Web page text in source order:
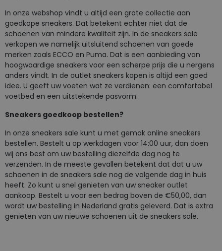
In onze webshop vindt u altijd een grote collectie aan
goedkope sneakers. Dat betekent echter niet dat de
schoenen van mindere kwaliteit zijn. In de sneakers sale
verkopen we namelijk uitsluitend schoenen van goede
merken zoals ECCO en Puma. Dat is een aanbieding van
hoogwaardige sneakers voor een scherpe prijs die u nergens
anders vindt. In de outlet sneakers kopen is altijd een goed
idee. U geeft uw voeten wat ze verdienen: een comfortabel
voetbed en een uitstekende pasvorm.
Sneakers goedkoop bestellen?
In onze sneakers sale kunt u met gemak online sneakers
bestellen. Bestelt u op werkdagen voor 14:00 uur, dan doen
wij ons best om uw bestelling diezelfde dag nog te
verzenden. In de meeste gevallen betekent dat dat u uw
schoenen in de sneakers sale nog de volgende dag in huis
heeft. Zo kunt u snel genieten van uw sneaker outlet
aankoop. Bestelt u voor een bedrag boven de €50,00, dan
wordt uw bestelling in Nederland gratis geleverd. Dat is extra
genieten van uw nieuwe schoenen uit de sneakers sale.